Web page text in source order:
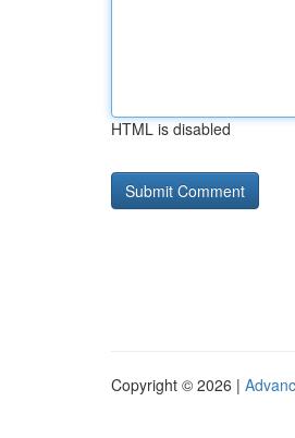
HTML is disabled
Copyright © 2026 |